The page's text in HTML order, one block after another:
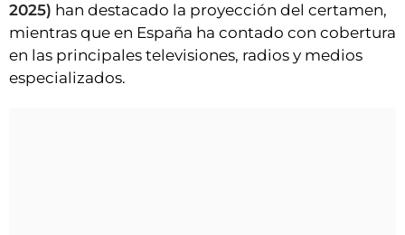
2025) han destacado la proyección del certamen,
mientras que en España ha contado con cobertura
en las principales televisiones, radios y medios
especializados.